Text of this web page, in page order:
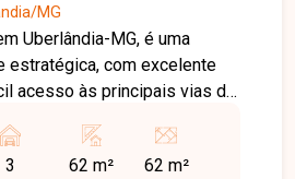
MG
Uberlândia-MG, é uma
estratégica, com excelente
acesso às principais vias da
farmácias e diversos
e grande fluxo de
3 62 m² 62 m²